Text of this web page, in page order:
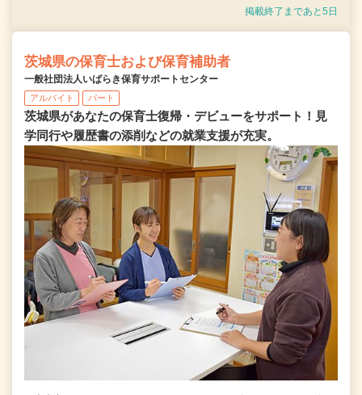
掲載終了まであと5日
茨城県の保育士および保育補助者
一般社団法人いばらき保育サポートセンター
アルバイト パート
茨城県があなたの保育士復帰・デビューをサポート！見
学同行や履歴書の添削などの就業支援が充実。